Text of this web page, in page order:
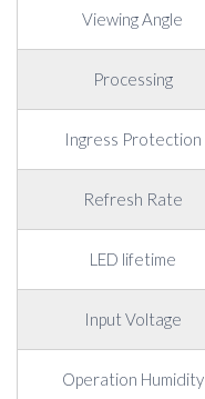
Viewing Angle
Processing
Ingress Protection
Refresh Rate
LED lifetime
Input Voltage
Operation Humidity